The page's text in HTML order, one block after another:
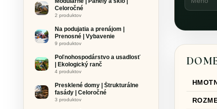
Celoročné
2 produktov
Na podujatia a prenájom |
Prenosné | Vybavenie
9 produktov
Poľnohospodárstvo a usadlosť
| Ekologický ranč
4 produktov
Presklené domy | Štrukturálne
fasády | Celoročné
3 produktov